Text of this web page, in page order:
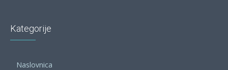
Kategorije
Naslovnica